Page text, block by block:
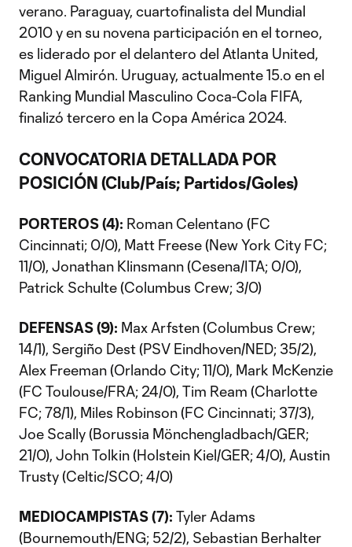
verano. Paraguay, cuartofinalista del Mundial
2010 y en su novena participación en el torneo,
es liderado por el delantero del Atlanta United,
Miguel Almirón. Uruguay, actualmente 15.º en el
Ranking Mundial Masculino Coca-Cola FIFA,
finalizó tercero en la Copa América 2024.
CONVOCATORIA DETALLADA POR
POSICIÓN (Club/País; Partidos/Goles)
PORTEROS (4): Roman Celentano (FC
Cincinnati; 0/0), Matt Freese (New York City FC;
11/0), Jonathan Klinsmann (Cesena/ITA; 0/0),
Patrick Schulte (Columbus Crew; 3/0)
DEFENSAS (9): Max Arfsten (Columbus Crew;
14/1), Sergiño Dest (PSV Eindhoven/NED; 35/2),
Alex Freeman (Orlando City; 11/0), Mark McKenzie
(FC Toulouse/FRA; 24/0), Tim Ream (Charlotte
FC; 78/1), Miles Robinson (FC Cincinnati; 37/3),
Joe Scally (Borussia Mönchengladbach/GER;
21/0), John Tolkin (Holstein Kiel/GER; 4/0), Austin
Trusty (Celtic/SCO; 4/0)
MEDIOCAMPISTAS (7): Tyler Adams
(Bournemouth/ENG; 52/2), Sebastian Berhalter